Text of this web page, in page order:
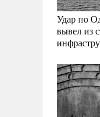
Удар по
вывел из